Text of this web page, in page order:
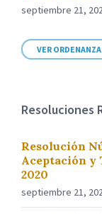
septiembre 21,
VER
Resoluciones
Resolución
Aceptación y
2020
septiembre 21,